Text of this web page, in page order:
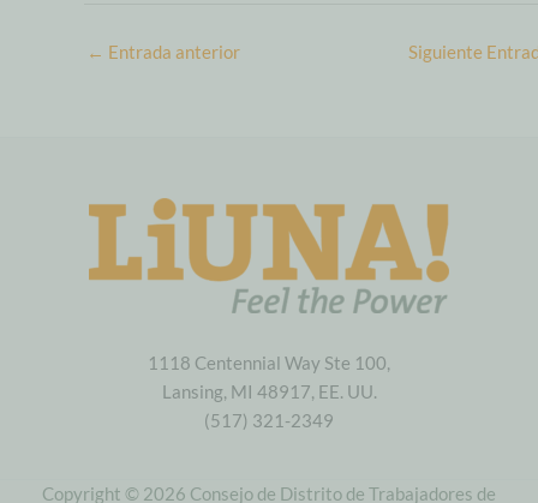
← Entrada anterior Siguiente
1118 Centennial Way Ste 100,
Lansing, MI 48917, EE. UU.
(517) 321-2349
Copyright © 2026 Consejo de Distrito de Trabajadores de